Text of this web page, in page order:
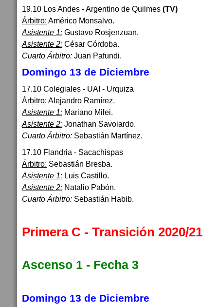
19.10 Los Andes - Argentino de Quilmes (TV)
Árbitro: Américo Monsalvo.
Asistente 1: Gustavo Rosjenzuan.
Asistente 2: César Córdoba.
Cuarto Árbitro: Juan Pafundi.
Domingo 13 de Diciembre
17.10 Colegiales - UAI - Urquiza
Árbitro: Alejandro Ramírez.
Asistente 1: Mariano Milei.
Asistente 2: Jonathan Savoiardo.
Cuarto Árbitro: Sebastián Martínez.
17.10 Flandria - Sacachispas
Árbitro: Sebastián Bresba.
Asistente 1: Luis Castillo.
Asistente 2: Natalio Pabón.
Cuarto Árbitro: Sebastián Habib.
Primera C - Transición 2020/21
Ascenso 1 - Fecha 3
Domingo 13 de Diciembre